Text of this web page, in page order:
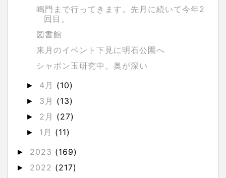
鳴門まで行ってきます。先月に続いて今年2
回目。
図書館
来月のイベント下見に明石公園へ
シャボン玉研究中。奥が深い
► 4月 (10)
► 3月 (13)
► 2月 (27)
► 1月 (11)
► 2023 (169)
► 2022 (217)